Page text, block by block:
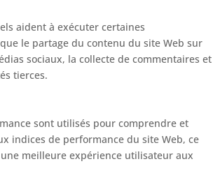
aident à exécuter certaines
le partage du contenu du site Web sur
sociaux, la collecte de commentaires et
tierces.
sont utilisés pour comprendre et
indices de performance du site Web, ce
meilleure expérience utilisateur aux